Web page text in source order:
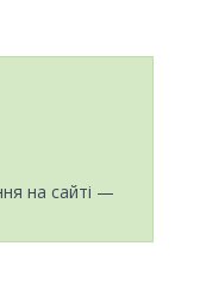
на сайті —